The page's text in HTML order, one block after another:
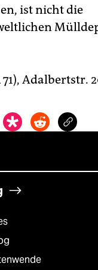
ist nicht die
Adalbertstr.